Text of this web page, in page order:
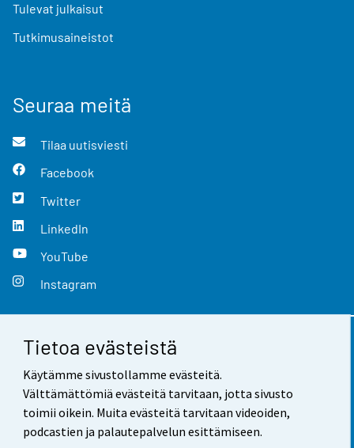
Tietoa evästeistä
Käytämme sivustollamme evästeitä.
Välttämättömiä evästeitä tarvitaan, jotta sivusto
toimii oikein. Muita evästeitä tarvitaan videoiden,
podcastien ja palautepalvelun esittämiseen.
Tulevat julkaisut
Tutkimusaineistot
Seuraa meitä
Tilaa uutisviesti
Facebook
Twitter
LinkedIn
YouTube
Instagram
Yhteystiedot
Palaute
Käyttöehdot